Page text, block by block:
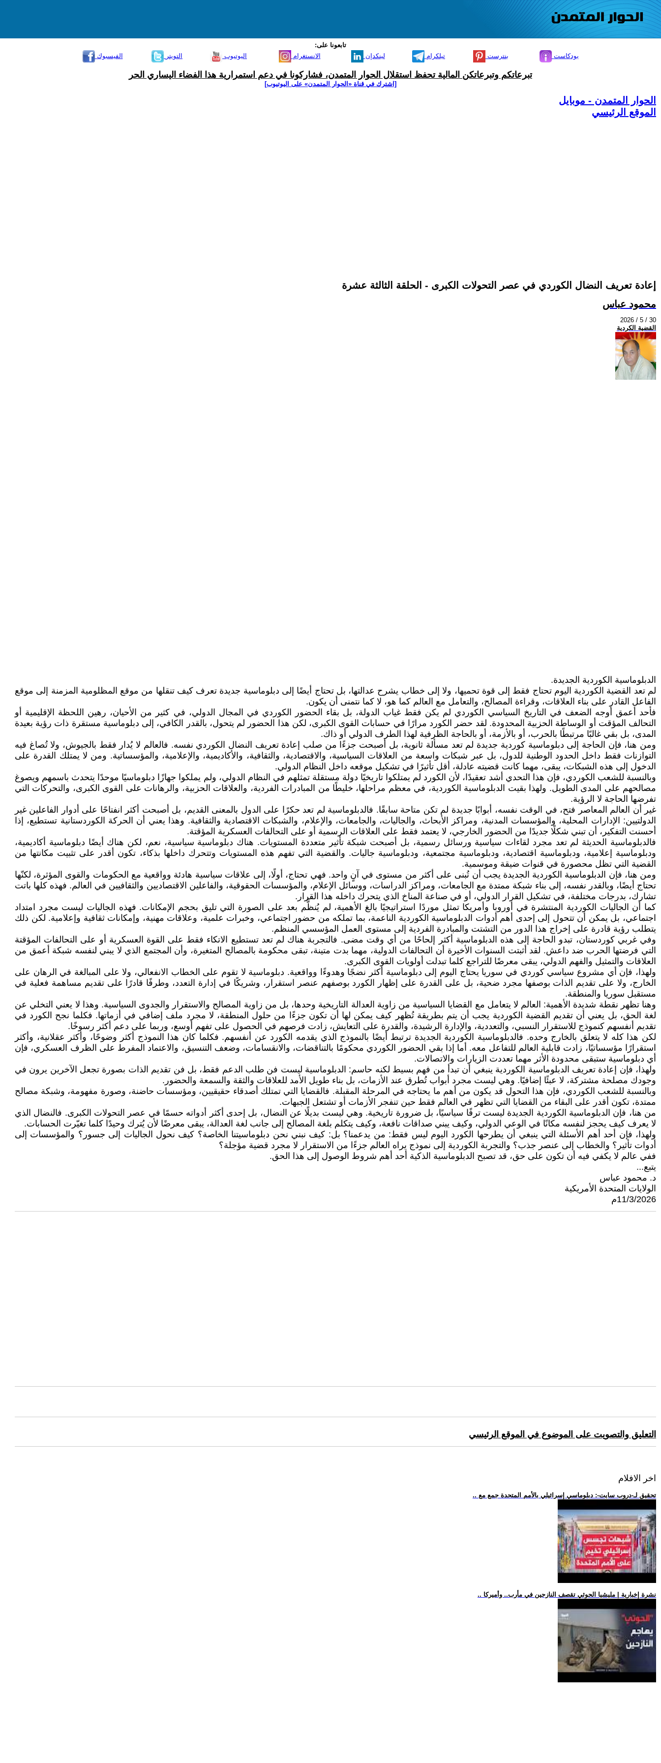
تابعونا على:
الفيسبوك
التويتر اليوتيوب الانستغرام لينكدإن تيلكرام بنترست بودكاست
تبرعاتكم وتبرعاتكن المالية تحفظ استقلال الحوار المتمدن، فشاركونا في دعم استمرارية هذا الفضاء اليساري الحر
[اشترك في قناة ‫«الحوار المتمدن» على اليوتيوب]
الحوار المتمدن - موبايل
الموقع الرئيسي
إعادة تعريف النضال الكوردي في عصر التحولات الكبرى - الحلقة الثالثة عشرة
محمود عباس
2026 / 5 / 30
القضية الكردية
الدبلوماسية الكوردية الجديدة.
لم تعد القضية الكوردية اليوم تحتاج فقط إلى قوة تحميها، ولا إلى خطاب يشرح عدالتها، بل تحتاج أيضًا إلى دبلوماسية جديدة تعرف كيف تنقلها من موقع المظلومية المزمنة إلى موقع
الفاعل القادر على بناء العلاقات، وقراءة المصالح، والتعامل مع العالم كما هو، لا كما نتمنى أن يكون.
فأحد أعمق أوجه الضعف في التاريخ السياسي الكوردي لم يكن فقط غياب الدولة، بل بقاء الحضور الكوردي في المجال الدولي، في كثير من الأحيان، رهين اللحظة الإقليمية أو
التحالف المؤقت أو الوساطة الحزبية المحدودة. لقد حضر الكورد مرارًا في حسابات القوى الكبرى، لكن هذا الحضور لم يتحول، بالقدر الكافي، إلى دبلوماسية مستقرة ذات رؤية بعيدة
المدى، بل بقي غالبًا مرتبطًا بالحرب، أو بالأزمة، أو بالحاجة الظرفية لهذا الطرف الدولي أو ذاك.
ومن هنا، فإن الحاجة إلى دبلوماسية كوردية جديدة لم تعد مسألة ثانوية، بل أصبحت جزءًا من صلب إعادة تعريف النضال الكوردي نفسه. فالعالم لا يُدار فقط بالجيوش، ولا تُصاغ فيه
التوازنات فقط داخل الحدود الوطنية للدول، بل عبر شبكات واسعة من العلاقات السياسية، والاقتصادية، والثقافية، والأكاديمية، والإعلامية، والمؤسساتية. ومن لا يمتلك القدرة على
الدخول إلى هذه الشبكات، يبقى، مهما كانت قضيته عادلة، أقل تأثيرًا في تشكيل موقعه داخل النظام الدولي.
وبالنسبة للشعب الكوردي، فإن هذا التحدي أشد تعقيدًا، لأن الكورد لم يمتلكوا تاريخيًا دولة مستقلة تمثلهم في النظام الدولي، ولم يملكوا جهازًا دبلوماسيًا موحدًا يتحدث باسمهم ويصوغ
مصالحهم على المدى الطويل. ولهذا بقيت الدبلوماسية الكوردية، في معظم مراحلها، خليطًا من المبادرات الفردية، والعلاقات الحزبية، والرهانات على القوى الكبرى، والتحركات التي
تفرضها الحاجة لا الرؤية.
غير أن العالم المعاصر فتح، في الوقت نفسه، أبوابًا جديدة لم تكن متاحة سابقًا. فالدبلوماسية لم تعد حكرًا على الدول بالمعنى القديم، بل أصبحت أكثر انفتاحًا على أدوار الفاعلين غير
الدولتيين: الإدارات المحلية، والمؤسسات المدنية، ومراكز الأبحاث، والجاليات، والجامعات، والإعلام، والشبكات الاقتصادية والثقافية. وهذا يعني أن الحركة الكوردستانية تستطيع، إذا
أحسنت التفكير، أن تبني شكلًا جديدًا من الحضور الخارجي، لا يعتمد فقط على العلاقات الرسمية أو على التحالفات العسكرية المؤقتة.
فالدبلوماسية الحديثة لم تعد مجرد لقاءات سياسية ورسائل رسمية، بل أصبحت شبكة تأثير متعددة المستويات. هناك دبلوماسية سياسية، نعم، لكن هناك أيضًا دبلوماسية أكاديمية،
ودبلوماسية إعلامية، ودبلوماسية اقتصادية، ودبلوماسية مجتمعية، ودبلوماسية جاليات. والقضية التي تفهم هذه المستويات وتتحرك داخلها بذكاء، تكون أقدر على تثبيت مكانتها من
القضية التي تظل محصورة في قنوات ضيقة وموسمية.
ومن هنا، فإن الدبلوماسية الكوردية الجديدة يجب أن تُبنى على أكثر من مستوى في آنٍ واحد. فهي تحتاج، أولًا، إلى علاقات سياسية هادئة وواقعية مع الحكومات والقوى المؤثرة، لكنّها
تحتاج أيضًا، وبالقدر نفسه، إلى بناء شبكة ممتدة مع الجامعات، ومراكز الدراسات، ووسائل الإعلام، والمؤسسات الحقوقية، والفاعلين الاقتصاديين والثقافيين في العالم. فهذه كلها باتت
تشارك، بدرجات مختلفة، في تشكيل القرار الدولي، أو في صناعة المناخ الذي يتحرك داخله هذا القرار.
كما أن الجاليات الكوردية المنتشرة في أوروبا وأمريكا تمثل موردًا استراتيجيًا بالغ الأهمية، لم يُنظَّم بعد على الصورة التي تليق بحجم الإمكانات. فهذه الجاليات ليست مجرد امتداد
اجتماعي، بل يمكن أن تتحول إلى إحدى أهم أدوات الدبلوماسية الكوردية الناعمة، بما تملكه من حضور اجتماعي، وخبرات علمية، وعلاقات مهنية، وإمكانات ثقافية وإعلامية. لكن ذلك
يتطلب رؤية قادرة على إخراج هذا الدور من التشتت والمبادرة الفردية إلى مستوى العمل المؤسسي المنظم.
وفي غربي كوردستان، تبدو الحاجة إلى هذه الدبلوماسية أكثر إلحاحًا من أي وقت مضى. فالتجربة هناك لم تعد تستطيع الاتكاء فقط على القوة العسكرية أو على التحالفات المؤقتة
التي فرضتها الحرب ضد داعش. لقد أثبتت السنوات الأخيرة أن التحالفات الدولية، مهما بدت متينة، تبقى محكومة بالمصالح المتغيرة، وأن المجتمع الذي لا يبني لنفسه شبكة أعمق من
العلاقات والتمثيل والفهم الدولي، يبقى معرضًا للتراجع كلما تبدلت أولويات القوى الكبرى.
ولهذا، فإن أي مشروع سياسي كوردي في سوريا يحتاج اليوم إلى دبلوماسية أكثر نضجًا وهدوءًا وواقعية. دبلوماسية لا تقوم على الخطاب الانفعالي، ولا على المبالغة في الرهان على
الخارج، ولا على تقديم الذات بوصفها مجرد ضحية، بل على القدرة على إظهار الكورد بوصفهم عنصر استقرار، وشريكًا في إدارة التعدد، وطرفًا قادرًا على تقديم مساهمة فعلية في
مستقبل سوريا والمنطقة.
وهنا تظهر نقطة شديدة الأهمية: العالم لا يتعامل مع القضايا السياسية من زاوية العدالة التاريخية وحدها، بل من زاوية المصالح والاستقرار والجدوى السياسية. وهذا لا يعني التخلي عن
لغة الحق، بل يعني أن تقديم القضية الكوردية يجب أن يتم بطريقة تُظهر كيف يمكن لها أن تكون جزءًا من حلول المنطقة، لا مجرد ملف إضافي في أزماتها. فكلما نجح الكورد في
تقديم أنفسهم كنموذج للاستقرار النسبي، والتعددية، والإدارة الرشيدة، والقدرة على التعايش، زادت فرصهم في الحصول على تفهم أوسع، وربما على دعم أكثر رسوخًا.
لكن هذا كله لا يتعلق بالخارج وحده. فالدبلوماسية الكوردية الجديدة ترتبط أيضًا بالنموذج الذي يقدمه الكورد عن أنفسهم. فكلما كان هذا النموذج أكثر وضوحًا، وأكثر عقلانية، وأكثر
استقرارًا مؤسساتيًا، زادت قابلية العالم للتفاعل معه. أما إذا بقي الحضور الكوردي محكومًا بالتناقضات، والانقسامات، وضعف التنسيق، والاعتماد المفرط على الظرف العسكري، فإن
أي دبلوماسية ستبقى محدودة الأثر مهما تعددت الزيارات والاتصالات.
ولهذا، فإن إعادة تعريف الدبلوماسية الكوردية ينبغي أن تبدأ من فهم بسيط لكنه حاسم: الدبلوماسية ليست فن طلب الدعم فقط، بل فن تقديم الذات بصورة تجعل الآخرين يرون في
وجودك مصلحة مشتركة، لا عبئًا إضافيًا. وهي ليست مجرد أبواب تُطرق عند الأزمات، بل بناء طويل الأمد للعلاقات والثقة والسمعة والحضور.
وبالنسبة للشعب الكوردي، فإن هذا التحول قد يكون من أهم ما يحتاجه في المرحلة المقبلة. فالقضايا التي تمتلك أصدقاء حقيقيين، ومؤسسات حاضنة، وصورة مفهومة، وشبكة مصالح
ممتدة، تكون أقدر على البقاء من القضايا التي تظهر في العالم فقط حين تنفجر الأزمات أو تشتعل الجبهات.
من هنا، فإن الدبلوماسية الكوردية الجديدة ليست ترفًا سياسيًا، بل ضرورة تاريخية. وهي ليست بديلًا عن النضال، بل إحدى أكثر أدواته حسمًا في عصر التحولات الكبرى. فالنضال الذي
لا يعرف كيف يحجز لنفسه مكانًا في الوعي الدولي، وكيف يبني صداقات نافعة، وكيف يتكلم بلغة المصالح إلى جانب لغة العدالة، يبقى معرضًا لأن يُترك وحيدًا كلما تغيّرت الحسابات.
ولهذا، فإن أحد أهم الأسئلة التي ينبغي أن يطرحها الكورد اليوم ليس فقط: من يدعمنا؟ بل: كيف نبني نحن دبلوماسيتنا الخاصة؟ كيف نحول الجاليات إلى جسور؟ والمؤسسات إلى
أدوات تأثير؟ والخطاب إلى عنصر جذب؟ والتجربة الكوردية إلى نموذج يراه العالم جزءًا من الاستقرار لا مجرد قضية مؤجلة؟
ففي عالم لا يكفي فيه أن تكون على حق، قد تصبح الدبلوماسية الذكية أحد أهم شروط الوصول إلى هذا الحق.
يتبع...
د. محمود عباس
الولايات المتحدة الأمريكية
11/3/2026م
التعليق والتصويت على الموضوع في الموقع الرئيسي
اخر الافلام
.. تحقيق لـ-دروب سايت-: دبلوماسي إسرائيلي بالأمم المتحدة جمع مع
.. نشرة إخبارية | مليشيا الحوثي تقصف النازحين في مأرب.. وأميركا